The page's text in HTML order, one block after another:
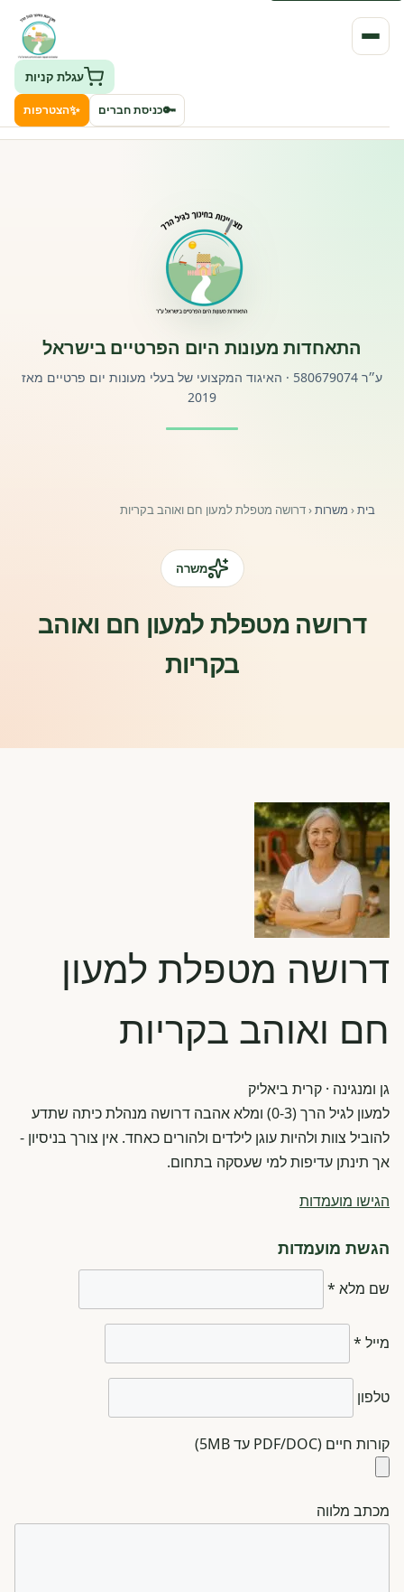
פורטל לוח מודעות דרושים עובדים
השתלמויות וקורסים לגננות ולצוותי חינוך | גיל הרך 0-6
עגלת קניות
🔑כניסת חברים ✨הצטרפות
התאחדות מעונות היום הפרטיים בישראל
ע״ר 580679074 · האיגוד המקצועי של בעלי מעונות יום פרטיים מאז
2019
בית‹ משרות‹דרושה מטפלת למעון חם ואוהב בקריות
משרה
דרושה מטפלת למעון חם ואוהב
בקריות
דרושה מטפלת למעון
חם ואוהב בקריות
גן ומנגינה · קרית ביאליק
למעון לגיל הרך (0-3) ומלא אהבה דרושה מנהלת כיתה שתדע
להוביל צוות ולהיות עוגן לילדים ולהורים כאחד. אין צורך בניסיון -
אך תינתן עדיפות למי שעסקה בתחום.
הגישו מועמדות
הגשת מועמדות
שם מלא *
מייל *
טלפון
קורות חיים (PDF/DOC עד 5MB)
מכתב מלווה